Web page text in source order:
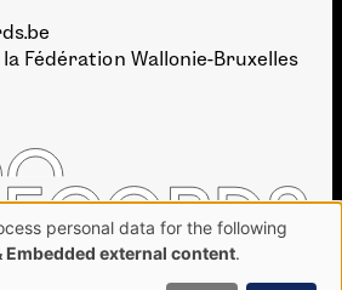
Fédération Wallonie-Bruxelles
personal data for the following
Embedded external content.